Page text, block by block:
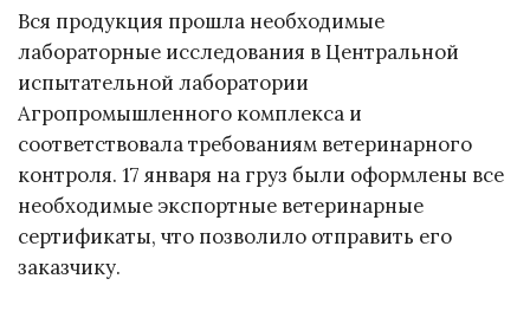
Вся продукция прошла необходимые
лабораторные исследования в Центральной
испытательной лаборатории
Агропромышленного комплекса и
соответствовала требованиям ветеринарного
контроля. 17 января на груз были оформлены все
необходимые экспортные ветеринарные
сертификаты, что позволило отправить его
заказчику.